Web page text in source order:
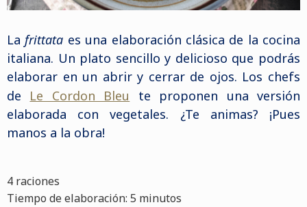
Lafrittata es una elaboración clásica de la cocina
italiana. Un plato sencillo y delicioso que podrás
elaborar en un abrir y cerrar de ojos. Los chefs
de Le Cordon Bleu te proponen una versión
elaborada con vegetales. ¿Te animas? ¡Pues
manos a la obra!
4 raciones
Tiempo de elaboración: 5 minutos